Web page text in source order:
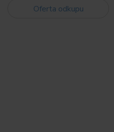
Oferta odkupu